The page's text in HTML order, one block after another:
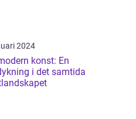
2024
konst: En
i det samtida